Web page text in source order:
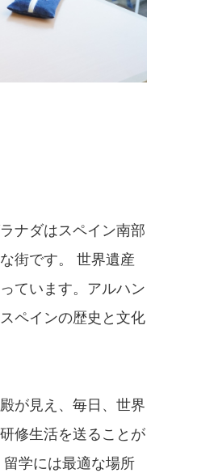
ナダはスペイン南部
街です。 世界遺産
ています。アルハン
ペインの歴史と文化
が見え、毎日、世界
修生活を送ることが
学には最適な場所